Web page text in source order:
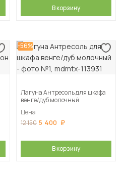
В корзину
-56%
Лагуна Антресоль для шкафа
венге/дуб молочный
Цена
12 150 5 400
В корзину